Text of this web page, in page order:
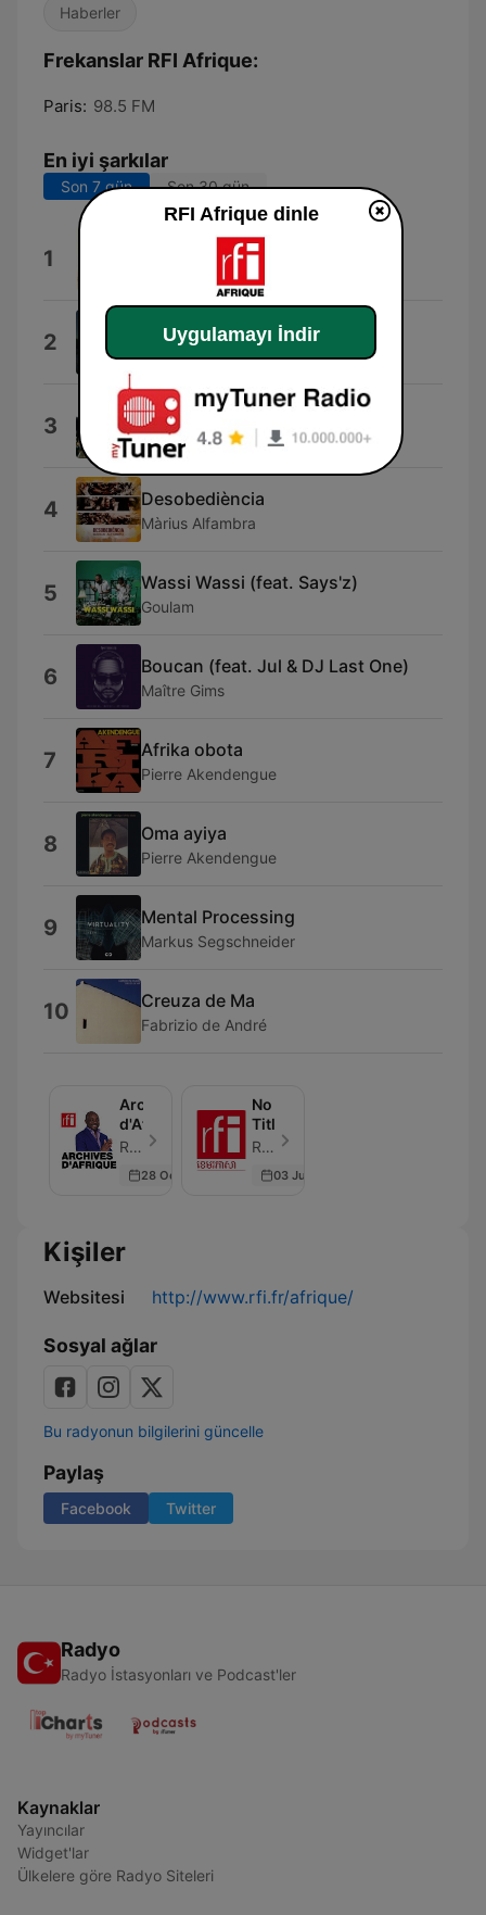
Haberler
Frekanslar RFI Afrique:
Paris: 98.5 FM
En iyi şarkılar
Son 7 gün Son 30 gün
1
2 Together
Paul Leonard-Morgan
3 Zambezi Falls
Loic Schild
4 Desobediència
Màrius Alfambra
5 Wassi Wassi (feat. Says'z)
Goulam
6 Boucan (feat. Jul & DJ Last One)
Maître Gims
7 Afrika obota
Pierre Akendengue
8 Oma ayiya
Pierre Akendengue
9 Mental Processing
Markus Segschneider
10 Creuza de Ma
Fabrizio de André
Archives
d'Afrique
RFI - Bölüm 24
28 Oct 2023
No
Title
RFI - Bölüm 1
03 Jun 2026
Kişiler
Websitesi http://www.rfi.fr/afrique/
Sosyal ağlar
Bu radyonun bilgilerini güncelle
Paylaş
Facebook Twitter
Radyo
Radyo İstasyonları ve Podcast'ler
Kaynaklar
Yayıncılar
Widget'lar
Ülkelere göre Radyo Siteleri
RFI Afrique dinle
Uygulamayı İndir